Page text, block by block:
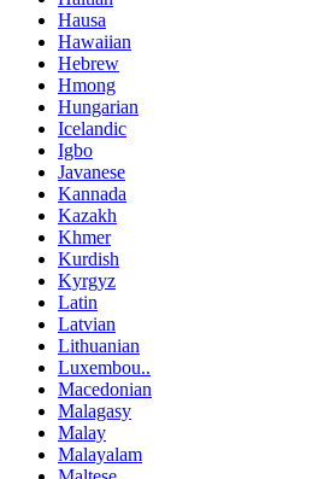
Hausa
Hawaiian
Hebrew
Hmong
Hungarian
Icelandic
Igbo
Javanese
Kannada
Kazakh
Khmer
Kurdish
Kyrgyz
Latin
Latvian
Lithuanian
Luxembou..
Macedonian
Malagasy
Malay
Malayalam